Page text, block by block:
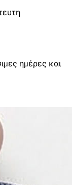
ημέρες και